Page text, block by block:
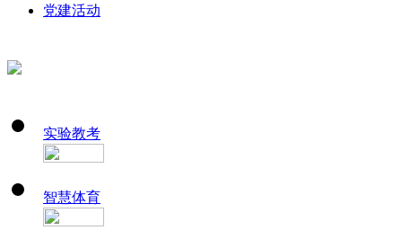
党建活动
实验教考
智慧体育